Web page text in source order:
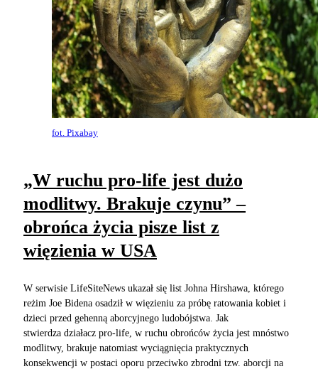
fot. Pixabay
„W ruchu pro-life jest dużo
modlitwy. Brakuje czynu” –
obrońca życia pisze list z
więzienia w USA
W serwisie LifeSiteNews ukazał się list Johna Hirshawa, którego
reżim Joe Bidena osadził w więzieniu za próbę ratowania kobiet i
dzieci przed gehenną aborcyjnego ludobójstwa. Jak
stwierdza działacz pro-life, w ruchu obrońców życia jest mnóstwo
modlitwy, brakuje natomiast wyciągnięcia praktycznych
konsekwencji w postaci oporu przeciwko zbrodni tzw. aborcji na